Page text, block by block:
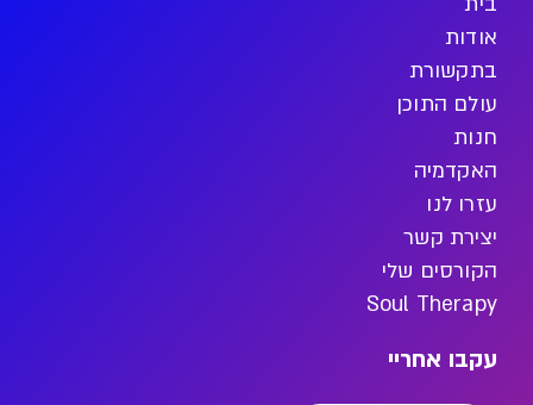
אודות
בתקשורת
עולם התוכן
חנות
האקדמיה
עזרו לנו
יצירת קשר
הקורסים שלי
Soul Therapy
עקבו אחריי